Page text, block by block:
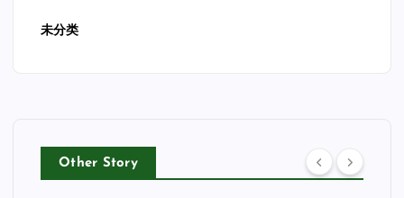
未分类
Other Story